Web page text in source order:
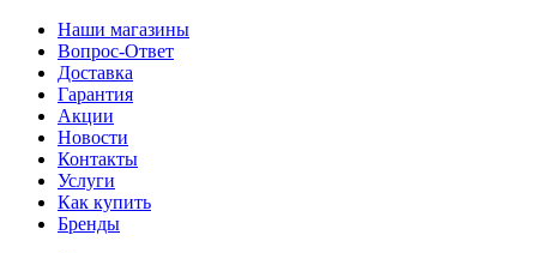
Наши магазины
Вопрос-Ответ
Доставка
Гарантия
Акции
Новости
Контакты
Услуги
Как купить
Бренды